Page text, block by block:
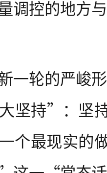
调控的地方
一轮的严峻
坚持”：坚
个最现实的